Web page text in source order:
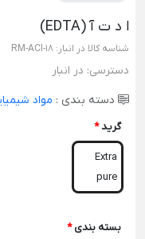
ا د ت آ (EDTA)
شناسه کالا در انبار: RM-ACI-18
دسترسی: در انبار
دسته بندی : مواد
گرید*
Extra
pure
بسته بندی *